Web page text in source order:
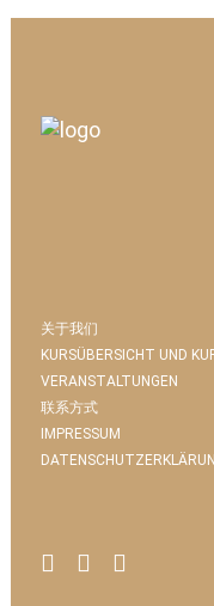
关于我们
KURSÜBERSICHT UND
VERANSTALTUNGEN
联系方式
IMPRESSUM